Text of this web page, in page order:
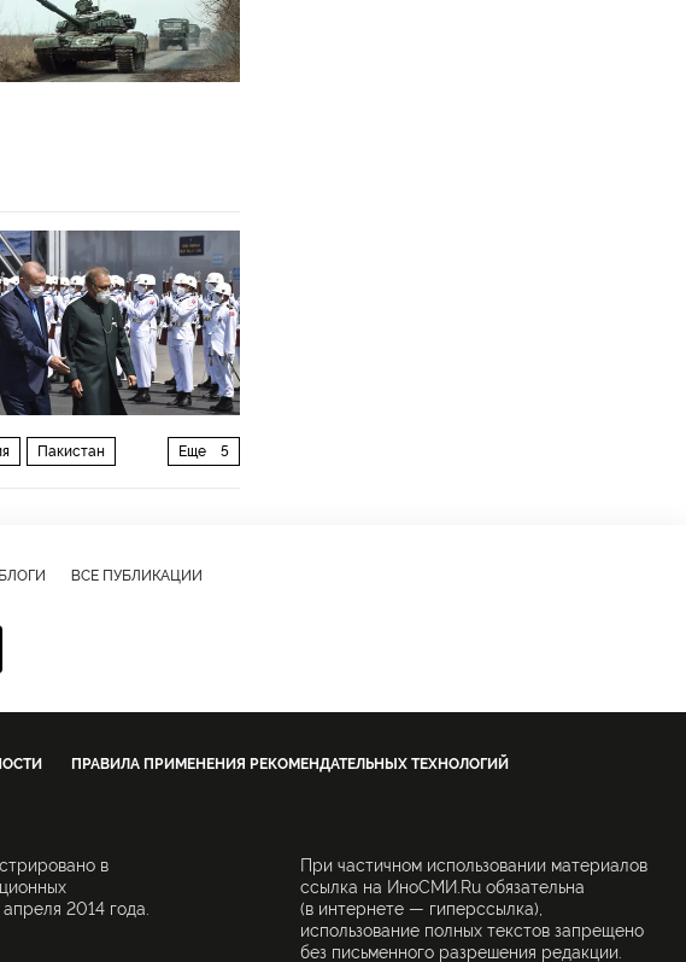
Еще 5
Пакистан
ВСЕ ПУБЛИКАЦИИ
ПРАВИЛА ПРИМЕНЕНИЯ РЕКОМЕНДАТЕЛЬНЫХ ТЕХНОЛОГИЙ
в
2014 года.
При частичном использовании материалов
ссылка на ИноСМИ.Ru обязательна
(в интернете — гиперссылка),
использование полных текстов запрещено
без письменного разрешения редакции.